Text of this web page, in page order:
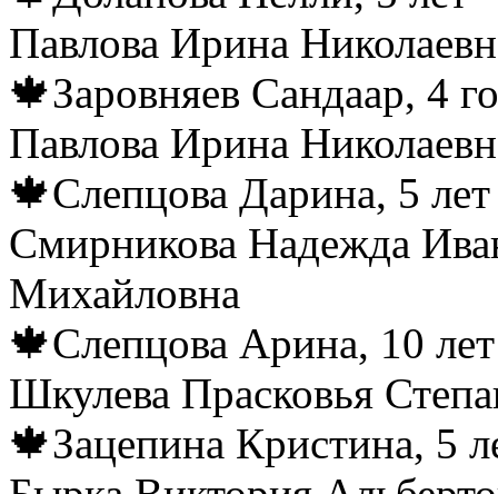
Павлова Ирина
🍁Заровняев Сандаар, 4
Павлова Ирина
🍁Слепцова Дарина, 5
Смирникова Надежда
Михайловна
🍁Слепцова Арина, 10
Шкулева Прасковья
🍁Зацепина Кристина, 5